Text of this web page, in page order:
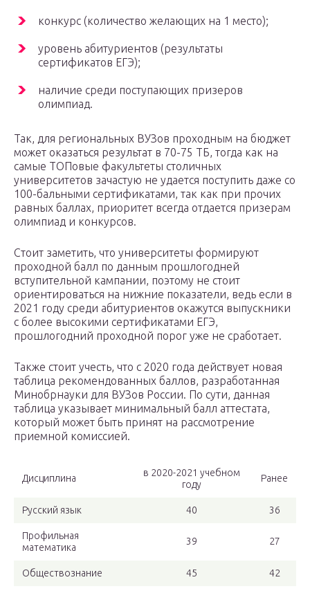
конкурс (количество желающих на 1 место);
уровень абитуриентов (результаты
сертификатов ЕГЭ);
наличие среди поступающих призеров
олимпиад.
Так, для региональных ВУЗов проходным на бюджет
может оказаться результат в 70-75 ТБ, тогда как на
самые ТОПовые факультеты столичных
университетов зачастую не удается поступить даже со
100-бальными сертификатами, так как при прочих
равных баллах, приоритет всегда отдается призерам
олимпиад и конкурсов.
Стоит заметить, что университеты формируют
проходной балл по данным прошлогодней
вступительной кампании, поэтому не стоит
ориентироваться на нижние показатели, ведь если в
2021 году среди абитуриентов окажутся выпускники
с более высокими сертификатами ЕГЭ,
прошлогодний проходной порог уже не сработает.
Также стоит учесть, что с 2020 года действует новая
таблица рекомендованных баллов, разработанная
Минобрнауки для ВУЗов России. По сути, данная
таблица указывает минимальный балл аттестата,
который может быть принят на рассмотрение
приемной комиссией.
Дисциплина
в 2020-2021 учебном
году
Ранее
Русский язык 40 36
Профильная
математика
39 27
Обществознание 45 42